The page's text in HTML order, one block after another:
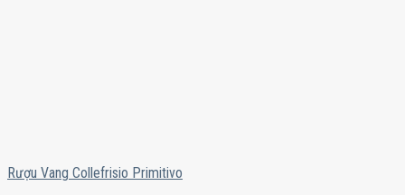
Rượu Vang Collefrisio Primitivo